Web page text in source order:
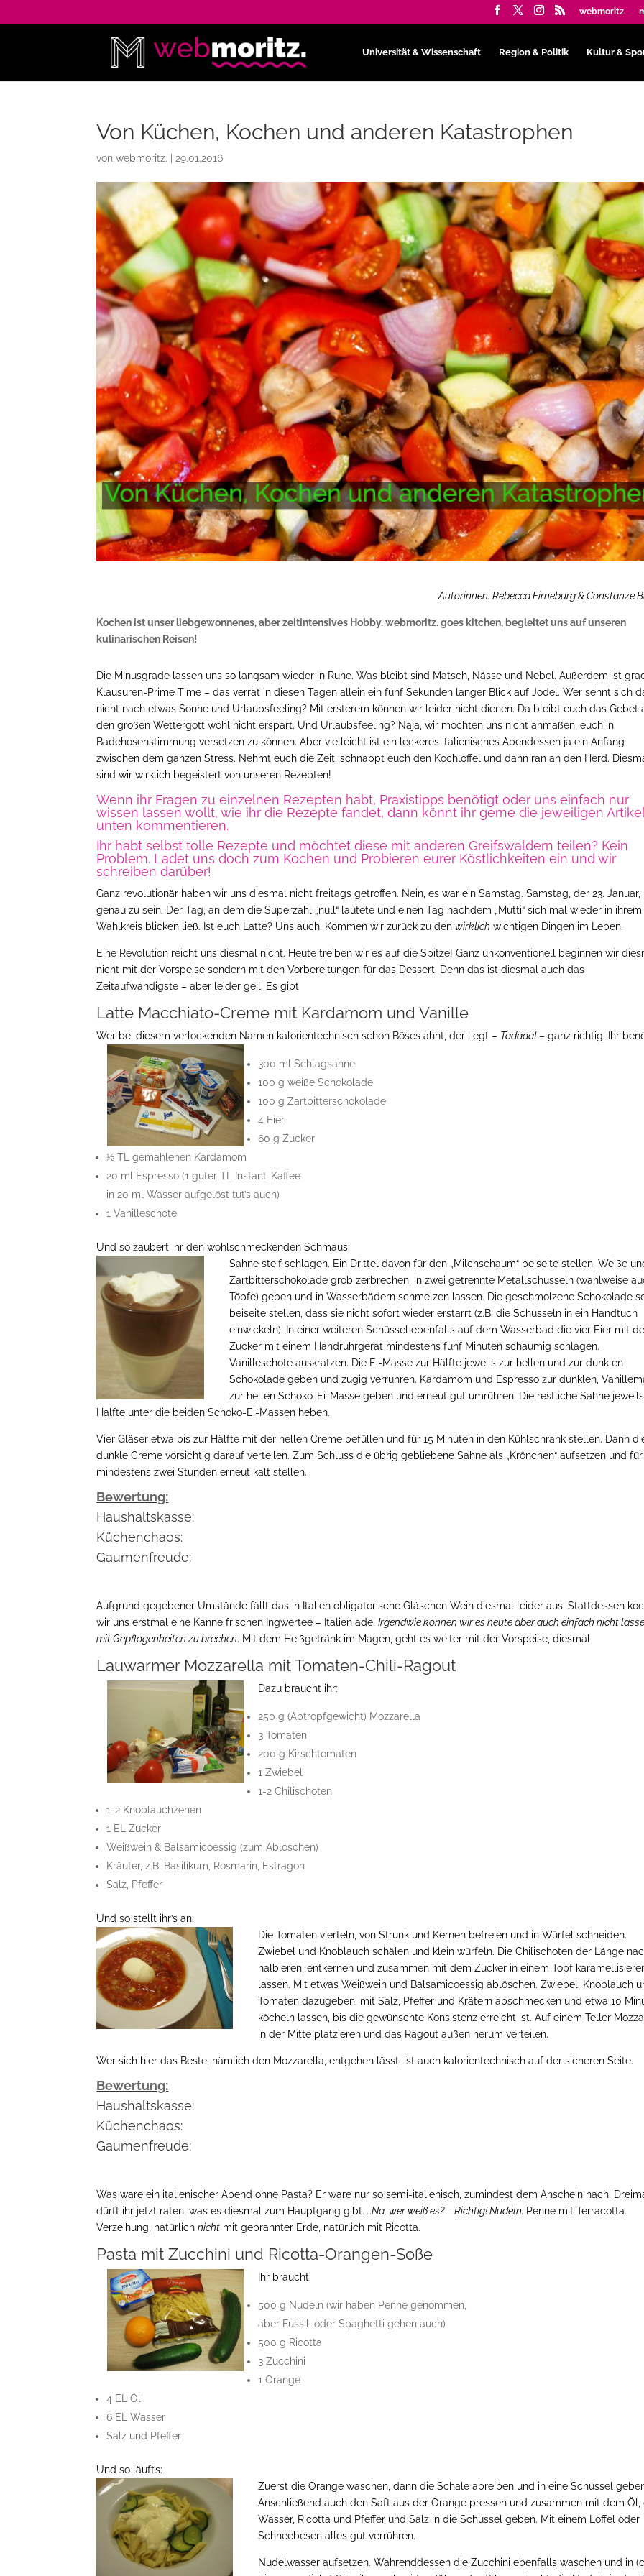
webmoritz.
Universität & Wissenschaft Region & Politik Kultur &
Von Küchen, Kochen und anderen Katastrophen
vonwebmoritz. 29.01.2016
Autorinnen: Rebecca Firneburg & Constanze
Kochen ist unser liebgewonnenes, aber zeitintensives Hobby. webmoritz. goes kitchen, begleitet uns auf unseren
kulinarischen Reisen!
Die Minusgrade lassen uns so langsam wieder in Ruhe. Was bleibt sind Matsch, Nässe und Nebel. Außerdem ist
Klausuren-Prime Time – das verrät in diesen Tagen allein ein fünf Sekunden langer Blick auf Jodel. Wer sehnt sich
nicht nach etwas Sonne und Urlaubsfeeling? Mit ersterem können wir leider nicht dienen. Da bleibt euch das Gebet
den großen Wettergott wohl nicht erspart. Und Urlaubsfeeling? Naja, wir möchten uns nicht anmaßen, euch in
Badehosenstimmung versetzen zu können. Aber vielleicht ist ein leckeres italienisches Abendessen ja ein Anfang
zwischen dem ganzen Stress. Nehmt euch die Zeit, schnappt euch den Kochlöffel und dann ran an den Herd.
sind wir wirklich begeistert von unseren Rezepten!
Wenn ihr Fragen zu einzelnen Rezepten habt, Praxistipps benötigt oder uns einfach nur
wissen lassen wollt, wie ihr die Rezepte fandet, dann könnt ihr gerne die jeweiligen
unten kommentieren.
Ihr habt selbst tolle Rezepte und möchtet diese mit anderen Greifswaldern teilen? Kein
Problem. Ladet uns doch zum Kochen und Probieren eurer Köstlichkeiten ein und wir
schreiben darüber!
Ganz revolutionär haben wir uns diesmal nicht freitags getroffen. Nein, es war ein Samstag. Samstag, der 23. Januar,
genau zu sein. Der Tag, an dem die Superzahl „null“ lautete und einen Tag nachdem „Mutti“ sich mal wieder in ihrem
Wahlkreis blicken ließ. Ist euch Latte? Uns auch. Kommen wir zurück zu denwirklich wichtigen Dingen im Leben.
Eine Revolution reicht uns diesmal nicht. Heute treiben wir es auf die Spitze! Ganz unkonventionell beginnen wir
nicht mit der Vorspeise sondern mit den Vorbereitungen für das Dessert. Denn das ist diesmal auch das
Zeitaufwändigste – aber leider geil. Es gibt
Latte Macchiato-Creme mit Kardamom und Vanille
Wer bei diesem verlockenden Namen kalorientechnisch schon Böses ahnt, der liegt – Tadaaa!– ganz richtig. Ihr
300 ml Schlagsahne
100 g weiße Schokolade
100 g Zartbitterschokolade
4 Eier
60 g Zucker
½ TL gemahlenen Kardamom
20 ml Espresso (1 guter TL Instant-Kaffee
in 20 ml Wasser aufgelöst tut’s auch)
1 Vanilleschote
Und so zaubert ihr den wohlschmeckenden Schmaus:
Sahne steif schlagen. Ein Drittel davon für den „Milchschaum“ beiseite stellen. Weiße
Zartbitterschokolade grob zerbrechen, in zwei getrennte Metallschüsseln (wahlweise
Töpfe) geben und in Wasserbädern schmelzen lassen. Die geschmolzene Schokolade
beiseite stellen, dass sie nicht sofort wieder erstarrt (z.B. die Schüsseln in ein Handtuch
einwickeln). In einer weiteren Schüssel ebenfalls auf dem Wasserbad die vier Eier mit
Zucker mit einem Handrührgerät mindestens fünf Minuten schaumig schlagen.
Vanilleschote auskratzen. Die Ei-Masse zur Hälfte jeweils zur hellen und zur dunklen
Schokolade geben und zügig verrühren. Kardamom und Espresso zur dunklen,
zur hellen Schoko-Ei-Masse geben und erneut gut umrühren. Die restliche Sahne
Hälfte unter die beiden Schoko-Ei-Massen heben.
Vier Gläser etwa bis zur Hälfte mit der hellen Creme befüllen und für 15 Minuten in den Kühlschrank stellen. Dann
dunkle Creme vorsichtig darauf verteilen. Zum Schluss die übrig gebliebene Sahne als „Krönchen“ aufsetzen und für
mindestens zwei Stunden erneut kalt stellen.
Bewertung:
Haushaltskasse:
Küchenchaos:
Gaumenfreude:
Aufgrund gegebener Umstände fällt das in Italien obligatorische Gläschen Wein diesmal leider aus. Stattdessen
wir uns erstmal eine Kanne frischen Ingwertee – Italien ade.Irgendwie können wir es heute aber auch einfach nicht
mit Gepflogenheiten zu brechen. Mit dem Heißgetränk im Magen, geht es weiter mit der Vorspeise, diesmal
Lauwarmer Mozzarella mit Tomaten-Chili-Ragout
Dazu braucht ihr:
250 g (Abtropfgewicht) Mozzarella
3 Tomaten
200 g Kirschtomaten
1 Zwiebel
1-2 Chilischoten
1-2 Knoblauchzehen
1 EL Zucker
Weißwein & Balsamicoessig (zum Ablöschen)
Kräuter, z.B. Basilikum, Rosmarin, Estragon
Salz, Pfeffer
Und so stellt ihr’s an:
Die Tomaten vierteln, von Strunk und Kernen befreien und in Würfel schneiden.
Zwiebel und Knoblauch schälen und klein würfeln. Die Chilischoten der Länge
halbieren, entkernen und zusammen mit dem Zucker in einem Topf
lassen. Mit etwas Weißwein und Balsamicoessig ablöschen. Zwiebel, Knoblauch
Tomaten dazugeben, mit Salz, Pfeffer und Krätern abschmecken und etwa 10
köcheln lassen, bis die gewünschte Konsistenz erreicht ist. Auf einem Teller
in der Mitte platzieren und das Ragout außen herum verteilen.
Wer sich hier das Beste, nämlich den Mozzarella, entgehen lässt, ist auch kalorientechnisch auf der sicheren Seite.
Bewertung:
Haushaltskasse:
Küchenchaos:
Gaumenfreude:
Was wäre ein italienischer Abend ohne Pasta? Er wäre nur so semi-italienisch, zumindest dem Anschein nach.
dürft ihr jetzt raten, was es diesmal zum Hauptgang gibt.…Na, wer weiß es? – Richtig! Nudeln. Penne mit Terracotta.
Verzeihung, natürlichnicht mit gebrannter Erde, natürlich mit Ricotta.
Pasta mit Zucchini und Ricotta-Orangen-Soße
Ihr braucht:
500 g Nudeln (wir haben Penne genommen,
aber Fussili oder Spaghetti gehen auch)
500 g Ricotta
3 Zucchini
1 Orange
4 EL Öl
6 EL Wasser
Salz und Pfeffer
Und so läuft’s:
Zuerst die Orange waschen, dann die Schale abreiben und in eine Schüssel
Anschließend auch den Saft aus der Orange pressen und zusammen mit dem Öl,
Wasser, Ricotta und Pfeffer und Salz in die Schüssel geben. Mit einem Löffel oder
Schneebesen alles gut verrühren.
Nudelwasser aufsetzen. Währenddessen die Zucchini ebenfalls waschen und in